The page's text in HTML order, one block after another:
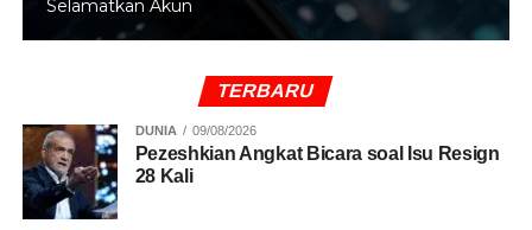
penyelamatan Turini.
RELATED TOPICS: WNI
UP NEXT
Buffon dan De Ligt Tampak di Singapura,
Juventini Heboh!
Selamatkan Akun
TERBARU
DUNIA 09/08/2026
Pezeshkian Angkat Bicara soal Isu Resign
28 Kali